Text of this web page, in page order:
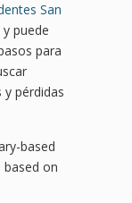
San
puede
para
pérdidas
based
on